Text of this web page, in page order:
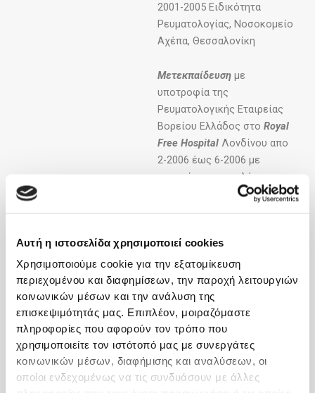
Αυτή η ιστοσελίδα χρησιμοποιεί cookies
Χρησιμοποιούμε cookie για την εξατομίκευση
περιεχομένου και διαφημίσεων, την παροχή λειτουργιών
κοινωνικών μέσων και την ανάλυση της
επισκεψιμότητάς μας. Επιπλέον, μοιραζόμαστε
πληροφορίες που αφορούν τον τρόπο που
χρησιμοποιείτε τον ιστότοπό μας με συνεργάτες
κοινωνικών μέσων, διαφήμισης και αναλύσεων, οι
οποίοι ενδεχομένως να τις συνδυάσουν με άλλες
2001-2005 Ειδικότητα
Ρευματολογίας, Νοσοκομείο
Αχέπα, Θεσσαλονίκη
Μετεκπαίδευση με
υποτροφία της
Ρευματολογικής Εταιρείας
Βορείου Ελλάδος στο Royal
Free Hospital Λονδίνου απο
2-2006 έως 6-2006 με
αντικείμενο τη μελέτη του
σκληροδέρματος και
Επιστημονικός συνεργάτης
στηνΑ Πανεπιστημιακή
Παθολογική κλινική Αχεπα
από το 2007-2012 με
αντικείμενο διδακτορικής
διατριβής
<<Μεταβολές των μορίων
προσκόλλησης και του